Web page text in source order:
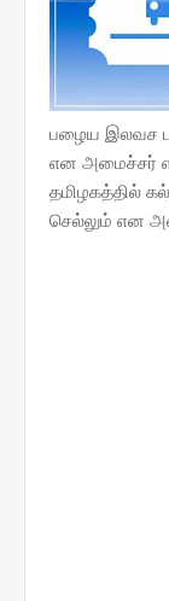
பழைய இலவச
என அமைச்சர்
தமிழகத்தில்
செல்லும் என